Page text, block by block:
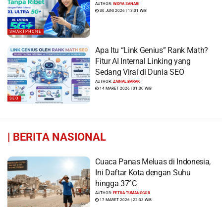
SMARTPHONE
AUTHOR:WIDYA SANARI
30 JUNI 2026 | 13:01 WIB
SEO
Apa Itu “Link Genius” Rank Math?
Fitur AI Internal Linking yang
Sedang Viral di Dunia SEO
AUTHOR:ZAINAL BARAK
14 MARET 2026 | 01:30 WIB
| BERITA NASIONAL
Cuaca Panas Meluas di Indonesia,
Ini Daftar Kota dengan Suhu
hingga 37°C
AUTHOR:FETRA TUMANGGOR
17 MARET 2026 | 22:33 WIB